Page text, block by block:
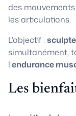
des
les articulations.
L’objectif :
simultanément,
l’endurance
Les